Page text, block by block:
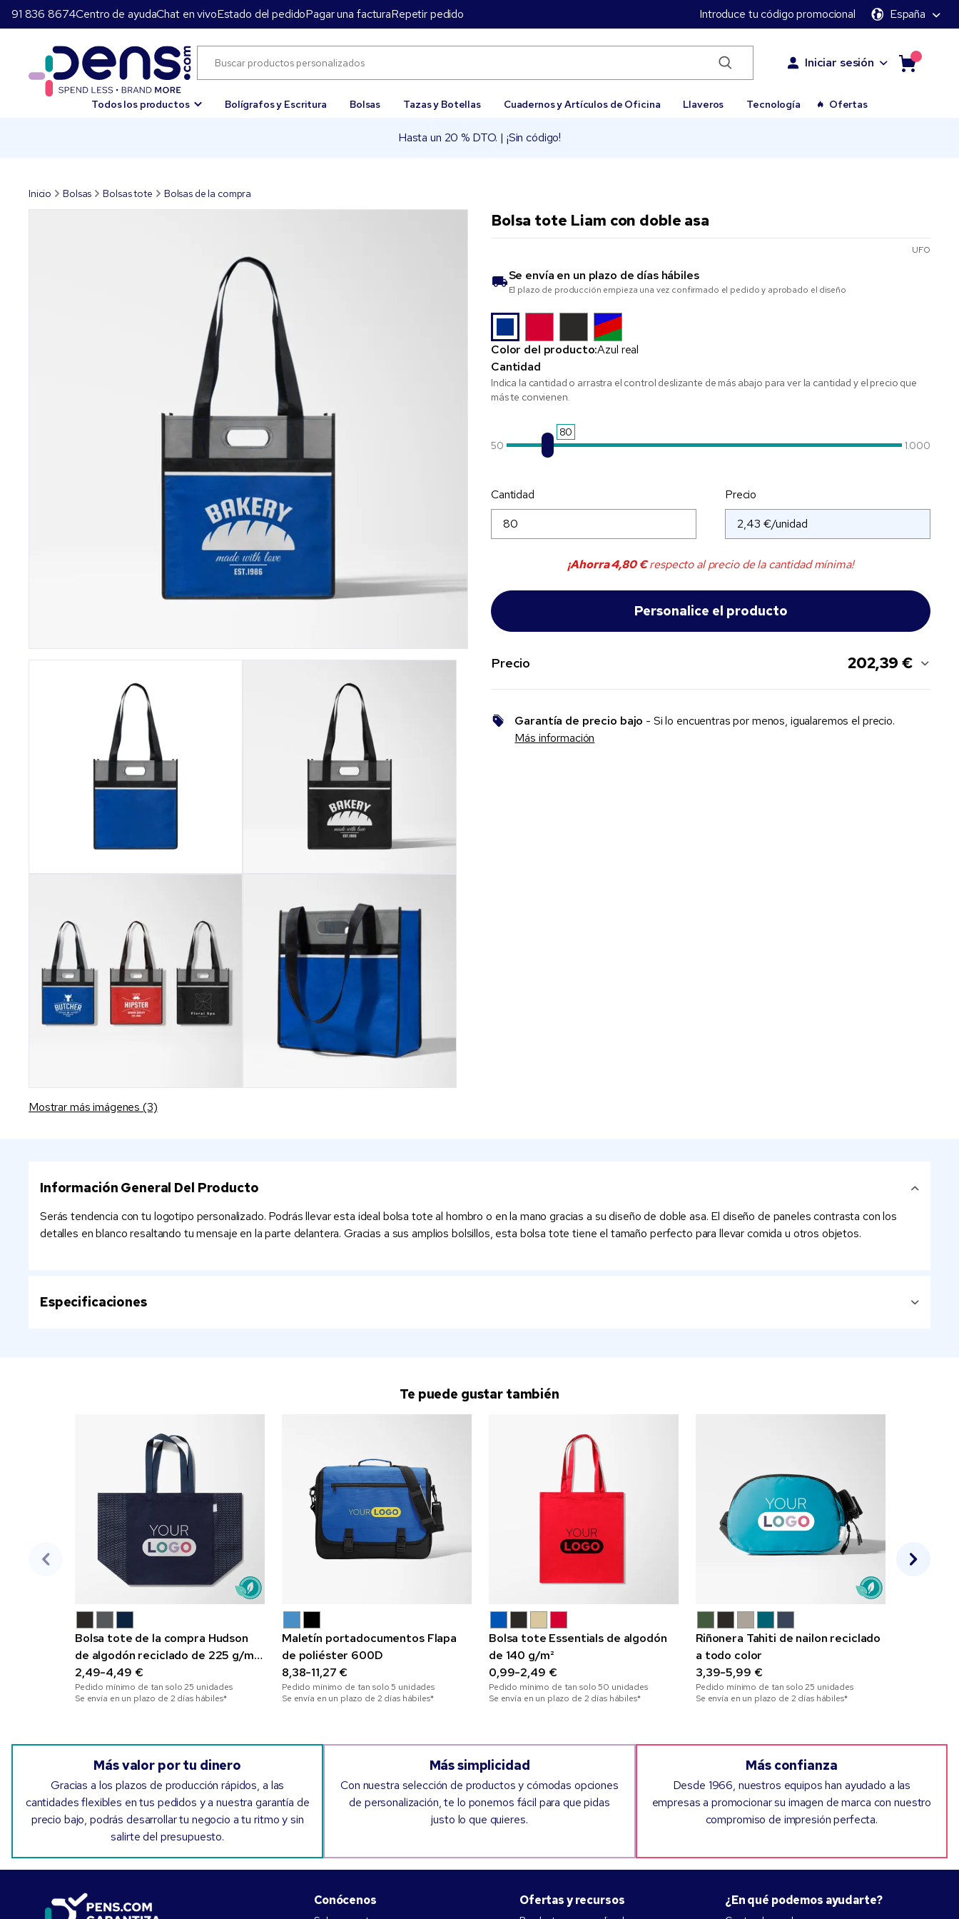
91 836 8674Centro de ayudaChat en vivoEstado del pedidoPagar una facturaRepetir pedido Introduce tu código promocional España
Iniciar sesión
Todos los productos Bolígrafos y Escritura Bolsas Tazas y Botellas Cuadernos y Artículos de Oficina Llaveros Tecnología Ofertas
Hasta un 20 % DTO. | ¡Sin código!
Inicio Bolsas Bolsas tote Bolsas de la compra
Mostrar más imágenes (3)
Bolsa tote Liam con doble asa
UFO
Se envía en un plazo de días hábiles
El plazo de producción empieza una vez confirmado el pedido y aprobado el diseño
Color del producto:Azul real
Cantidad
Indica la cantidad o arrastra el control deslizante de más abajo para ver la cantidad y el precio que
más te convienen.
80
50
1.000
Cantidad Precio
¡Ahorra4,80 €respecto al precio de la cantidad mínima!
Precio 202,39 €
Garantía de precio bajo - Si lo encuentras por menos, igualaremos el precio.
Más información
Información General Del Producto
Serás tendencia con tu logotipo personalizado. Podrás llevar esta ideal bolsa tote al hombro o en la mano gracias a su diseño de doble asa. El diseño de paneles contrasta con los
detalles en blanco resaltando tu mensaje en la parte delantera. Gracias a sus amplios bolsillos, esta bolsa tote tiene el tamaño perfecto para llevar comida u otros objetos.
Especificaciones
Te puede gustar también
Bolsa tote de la compra Hudson
de algodón reciclado de 225 g/m²
a todo color
2,49-4,49 €
Pedido mínimo de tan solo25 unidades
Se envía en un plazo de 2 días hábiles*
Maletín portadocumentos Flapa
de poliéster 600D
8,38-11,27 €
Pedido mínimo de tan solo5 unidades
Se envía en un plazo de 2 días hábiles*
Bolsa tote Essentials de algodón
de 140 g/m²
0,99-2,49 €
Pedido mínimo de tan solo50 unidades
Se envía en un plazo de 2 días hábiles*
Riñonera Tahiti de nailon reciclado
a todo color
3,39-5,99 €
Pedido mínimo de tan solo25 unidades
Se envía en un plazo de 2 días hábiles*
Más valor por tu dinero
Gracias a los plazos de producción rápidos, a las
cantidades flexibles en tus pedidos y a nuestra garantía de
precio bajo, podrás desarrollar tu negocio a tu ritmo y sin
salirte del presupuesto.
Más simplicidad
Con nuestra selección de productos y cómodas opciones
de personalización, te lo ponemos fácil para que pidas
justo lo que quieres.
Más confianza
Desde 1966, nuestros equipos han ayudado a las
empresas a promocionar su imagen de marca con nuestro
compromiso de impresión perfecta.
Conócenos Ofertas y recursos ¿En qué podemos ayudarte?